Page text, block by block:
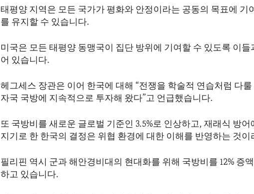
태평양 지역은 모든 국가가 평화와 안정이라는 공동의 목표에 기
를 유지할 수 있습니다.
미국은 모든 태평양 동맹국이 집단 방위에 기여할 수 있도록 이들
어 있습니다.
헤그세스 장관은 이어 한국에 대해 “전쟁을 학술적 연습처럼 다룰
자국 국방에 지속적으로 투자해 왔다”고 언급했습니다.
또 국방비를 새로운 글로벌 기준인 3.5%로 인상하고, 재래식 방어
지기로 한 한국의 결정은 위협 환경에 대한 이해를 반영하는 것
필리핀 역시 군과 해안경비대의 현대화를 위해 국방비를 12% 증
하고 있습니다.